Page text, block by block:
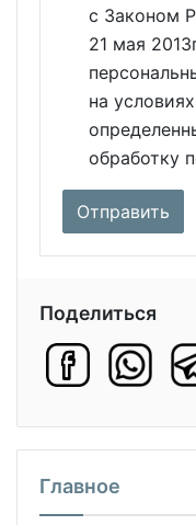
с Законом
21 мая
на
обработку
Поделиться
Главное